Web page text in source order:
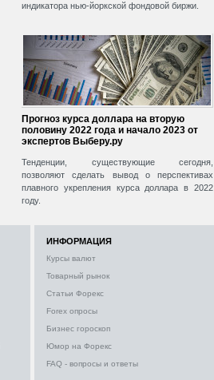
индикатора нью-йоркской фондовой биржи.
Прогноз курса доллара на вторую
половину 2022 года и начало 2023 от
экспертов Выберу.ру
Тенденции, существующие сегодня,
позволяют сделать вывод о перспективах
плавного укрепления курса доллара в 2022
году.
ИНФОРМАЦИЯ
Курсы валют
Товарный рынок
Статьи Форекс
Forex опросы
Бизнес гороскоп
Юмор на Форекс
FAQ - вопросы и ответы